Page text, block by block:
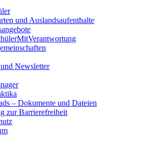
und Auslandsaufenthalte
Newsletter
– Dokumente und Dateien
zur Barrierefreiheit